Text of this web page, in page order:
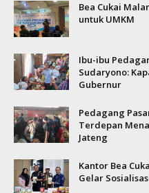
Bea Cukai
untuk UMKM
Ibu-ibu
Sudaryono:
Gubernur
Pedagang
Terdepan
Jateng
Kantor Bea
Gelar